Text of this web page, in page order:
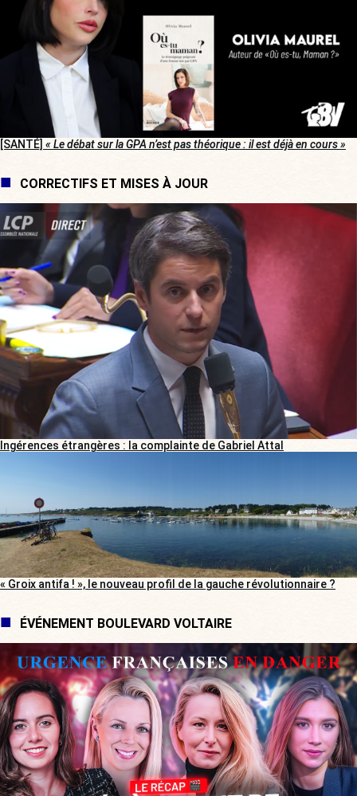
[SANTÉ] « Le débat sur la GPA n’est pas théorique : il est déjà en cours »
CORRECTIFS ET MISES À JOUR
Ingérences étrangères : la complainte de Gabriel Attal
« Groix antifa ! », le nouveau profil de la gauche révolutionnaire ?
ÉVÉNEMENT BOULEVARD VOLTAIRE